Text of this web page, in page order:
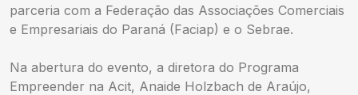
parceria com a Federação das Associações Comerciais
e Empresariais do Paraná (Faciap) e o Sebrae.
Na abertura do evento, a diretora do Programa
Empreender na Acit, Anaide Holzbach de Araújo,